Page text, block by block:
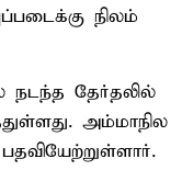
நிலம்
நடந்த தேர்தலில்
அம்மாநில
பதவியேற்றுள்ளார்.